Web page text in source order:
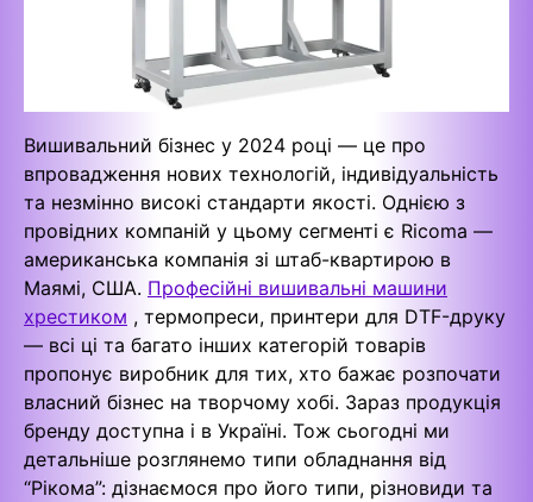
Вишивальний бізнес у 2024 році — це про
впровадження нових технологій, індивідуальність
та незмінно високі стандарти якості. Однією з
провідних компаній у цьому сегменті є Ricoma —
американська компанія зі штаб-квартирою в
Маямі, США. Професійні вишивальні машини
хрестиком , термопреси, принтери для DTF-друку
— всі ці та багато інших категорій товарів
пропонує виробник для тих, хто бажає розпочати
власний бізнес на творчому хобі. Зараз продукція
бренду доступна і в Україні. Тож сьогодні ми
детальніше розглянемо типи обладнання від
“Рікома”: дізнаємося про його типи, різновиди та